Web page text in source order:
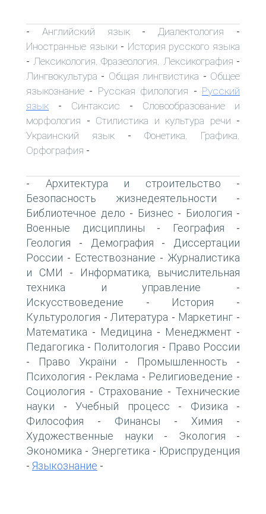
- Английский язык- Диалектология -
Иностранные языки - История русского языка
- Лексикология. Фразеология. Лексикография -
Лингвокультура - Общая лингвистика - Общее
языкознание - Русская филология - Русский
язык - Синтаксис - Словообразование и
морфология - Стилистика и культура речи -
Украинский язык - Фонетика. Графика.
Орфография -
- Архитектура и строительство -
Безопасность жизнедеятельности -
Библиотечное дело - Бизнес - Биология -
Военные дисциплины - География -
Геология - Демография -
Диссертации
России - Естествознание - Журналистика
и СМИ -
Информатика, вычислительная
техника и управление -
Искусствоведение - История -
Культурология - Литература - Маркетинг -
Математика - Медицина - Менеджмент -
Педагогика - Политология - Право России
- Право України - Промышленность -
Психология - Реклама - Религиоведение -
Социология - Страхование - Технические
науки - Учебный процесс - Физика -
Философия - Финансы - Химия -
Художественные науки - Экология -
Экономика - Энергетика - Юриспруденция
- Языкознание -